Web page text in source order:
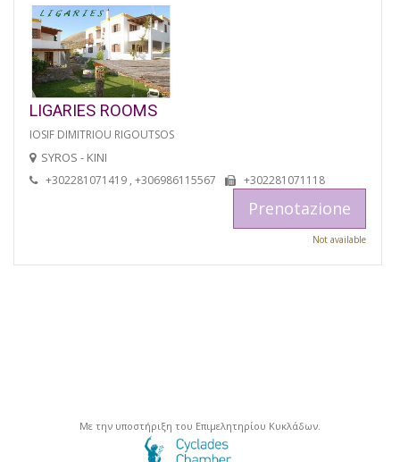
LIGARIES ROOMS
IOSIF DIMITRIOU RIGOUTSOS
SYROS - KINI
+302281071419 , +306986115567 +302281071118
Prenotazione
Not available
Με την υποστήριξη του Επιμελητηρίου Κυκλάδων.